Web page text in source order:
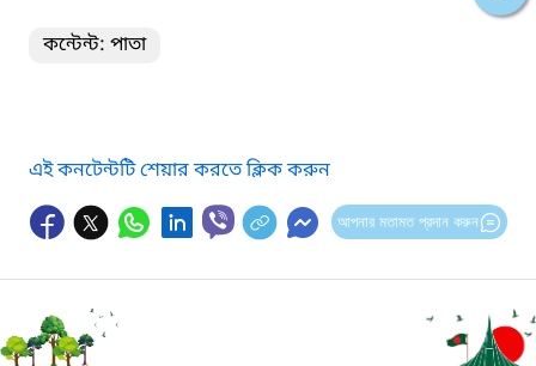
কন্টেন্ট: পাতা
এই কনটেন্টটি শেয়ার করতে ক্লিক করুন
আপনার মতামত প্রদান করুন